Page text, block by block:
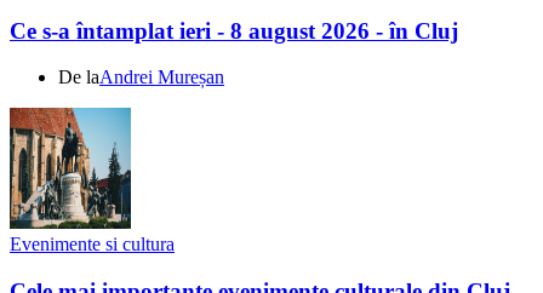
Ce s-a întamplat ieri - 8 august 2026 - în Cluj
De laAndrei Mureșan
Evenimente si cultura